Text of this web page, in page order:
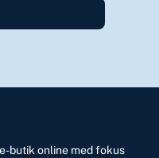
butik online med fokus